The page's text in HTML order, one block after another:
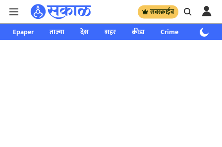
सबस्क्राईब
Epaper ताज्या देश शहर क्रीडा Crime साप्ताहिक